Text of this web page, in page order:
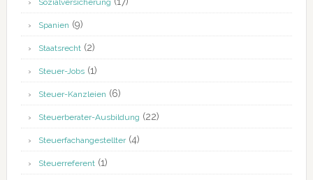
Sozialversicherung
Spanien (9)
Staatsrecht(2)
Steuer-Jobs(1)
Steuer-Kanzleien (6)
Steuerberater-Ausbildung (22)
Steuerfachangestellter(4)
Steuerreferent(1)